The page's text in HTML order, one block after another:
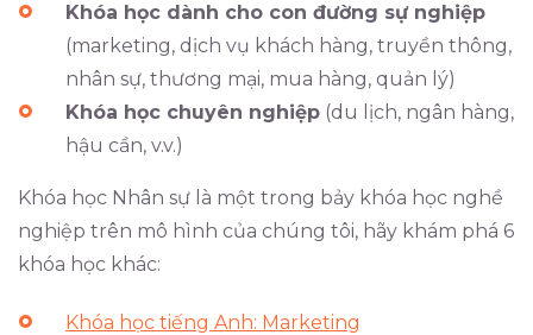
Khóa học dành cho con đường sự nghiệp
(marketing, dịch vụ khách hàng, truyền thông,
nhân sự, thương mại, mua hàng, quản lý)
Khóa học chuyên nghiệp (du lịch, ngân hàng,
hậu cần, v.v.)
Khóa học Nhân sự là một trong bảy khóa học nghề
nghiệp trên mô hình của chúng tôi, hãy khám phá 6
khóa học khác:
Khóa học tiếng Anh: Marketing